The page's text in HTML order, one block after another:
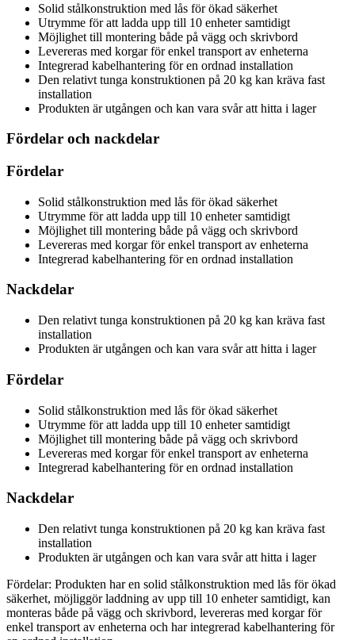
Solid stålkonstruktion med lås för ökad säkerhet
Utrymme för att ladda upp till 10 enheter samtidigt
Möjlighet till montering både på vägg och skrivbord
Levereras med korgar för enkel transport av enheterna
Integrerad kabelhantering för en ordnad installation
Den relativt tunga konstruktionen på 20 kg kan kräva fast
installation
Produkten är utgången och kan vara svår att hitta i lager
Fördelar och nackdelar
Fördelar
Solid stålkonstruktion med lås för ökad säkerhet
Utrymme för att ladda upp till 10 enheter samtidigt
Möjlighet till montering både på vägg och skrivbord
Levereras med korgar för enkel transport av enheterna
Integrerad kabelhantering för en ordnad installation
Nackdelar
Den relativt tunga konstruktionen på 20 kg kan kräva fast
installation
Produkten är utgången och kan vara svår att hitta i lager
Fördelar
Solid stålkonstruktion med lås för ökad säkerhet
Utrymme för att ladda upp till 10 enheter samtidigt
Möjlighet till montering både på vägg och skrivbord
Levereras med korgar för enkel transport av enheterna
Integrerad kabelhantering för en ordnad installation
Nackdelar
Den relativt tunga konstruktionen på 20 kg kan kräva fast
installation
Produkten är utgången och kan vara svår att hitta i lager
Fördelar: Produkten har en solid stålkonstruktion med lås för ökad
säkerhet, möjliggör laddning av upp till 10 enheter samtidigt, kan
monteras både på vägg och skrivbord, levereras med korgar för
enkel transport av enheterna och har integrerad kabelhantering för